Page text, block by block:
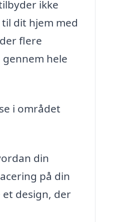
ikke
dit hjem med
flere
hele
i området
din
på din
design, der